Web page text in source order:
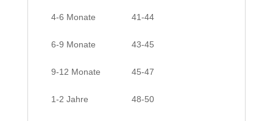
4-6 Monate 41-44
6-9 Monate 43-45
9-12 Monate 45-47
1-2 Jahre 48-50